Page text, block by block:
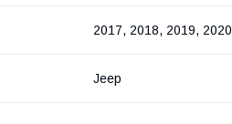
2017, 2018, 2019, 2020
Jeep